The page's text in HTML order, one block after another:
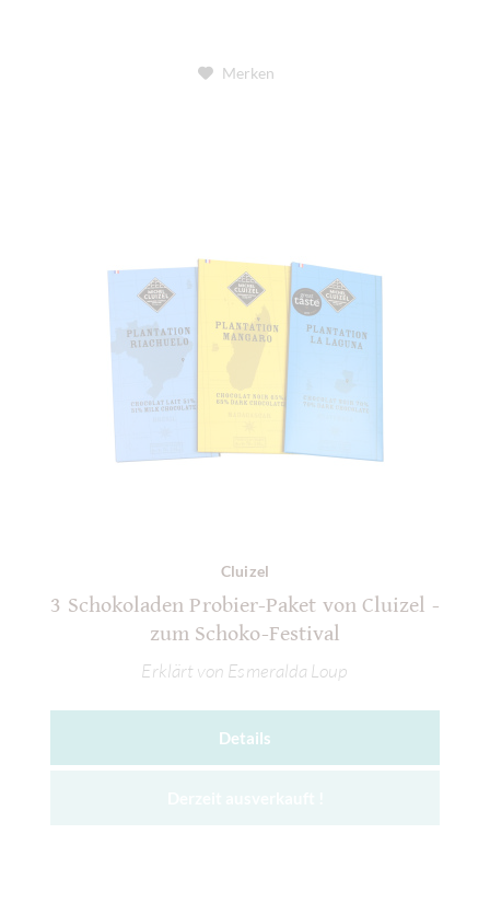
Merken
Cluizel
3 Schokoladen Probier-Paket von Cluizel -
zum Schoko-Festival
Erklärt von Esmeralda Loup
Details